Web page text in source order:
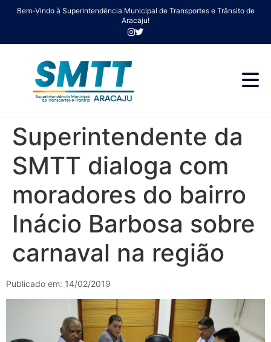
Bem-Vindo à Superintendência Municipal de Transportes e Trânsito de
Aracaju!
Superintendente da
SMTT dialoga com
moradores do bairro
Inácio Barbosa sobre
carnaval na região
Publicado em: 14/02/2019